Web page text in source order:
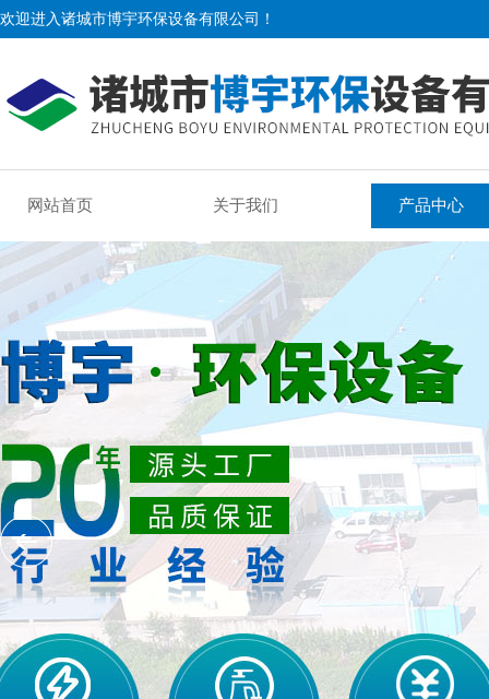
欢迎进入诸城市博宇环保设备有限公司！
网站首页 关于我们 产品中心